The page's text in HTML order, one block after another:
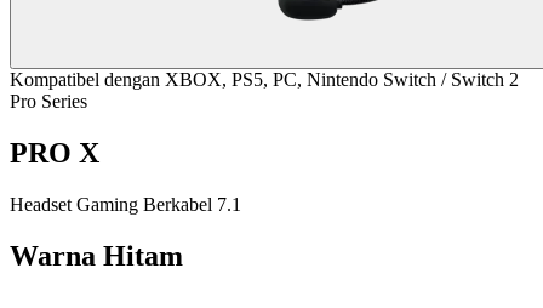
Kompatibel dengan XBOX, PS5, PC, Nintendo Switch / Switch 2
Pro Series
PRO X
Headset Gaming Berkabel 7.1
Warna Hitam